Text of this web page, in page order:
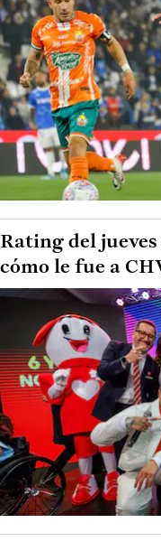
Rating del
cómo le fue a